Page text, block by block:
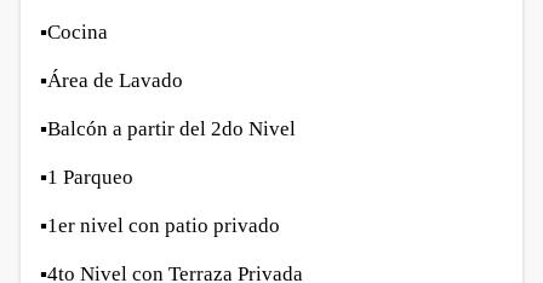
▪️Cocina
▪️Área de Lavado
▪️Balcón a partir del 2do Nivel
▪️1 Parqueo
▪️1er nivel con patio privado
▪️4to Nivel con Terraza Privada